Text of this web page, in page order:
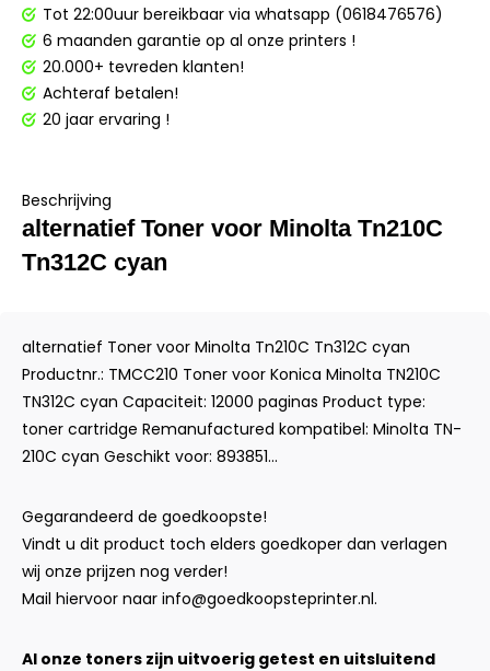
Tot 22:00uur bereikbaar via whatsapp (0618476576)
6 maanden garantie op al onze printers !
20.000+ tevreden klanten!
Achteraf betalen!
20 jaar ervaring !
Beschrijving
alternatief Toner voor Minolta Tn210C
Tn312C cyan
alternatief Toner voor Minolta Tn210C Tn312C cyan
Productnr.: TMCC210 Toner voor Konica Minolta TN210C
TN312C cyan Capaciteit: 12000 paginas Product type:
toner cartridge Remanufactured kompatibel: Minolta TN-
210C cyan Geschikt voor: 893851...
Gegarandeerd de goedkoopste!
Vindt u dit product toch elders goedkoper dan verlagen
wij onze prijzen nog verder!
Mail hiervoor naar info@goedkoopsteprinter.nl.
Al onze toners zijn uitvoerig getest en uitsluitend